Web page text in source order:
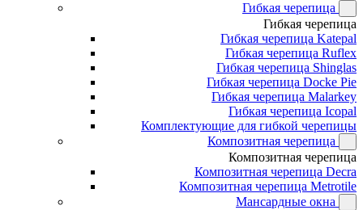
Гибкая черепица
Гибкая черепица
Гибкая черепица Katepal
Гибкая черепица Ruflex
Гибкая черепица Shinglas
Гибкая черепица Docke Pie
Гибкая черепица Malarkey
Гибкая черепица Icopal
Комплектующие для гибкой черепицы
Композитная черепица
Композитная черепица
Композитная черепица Decra
Композитная черепица Metrotile
Мансардные окна